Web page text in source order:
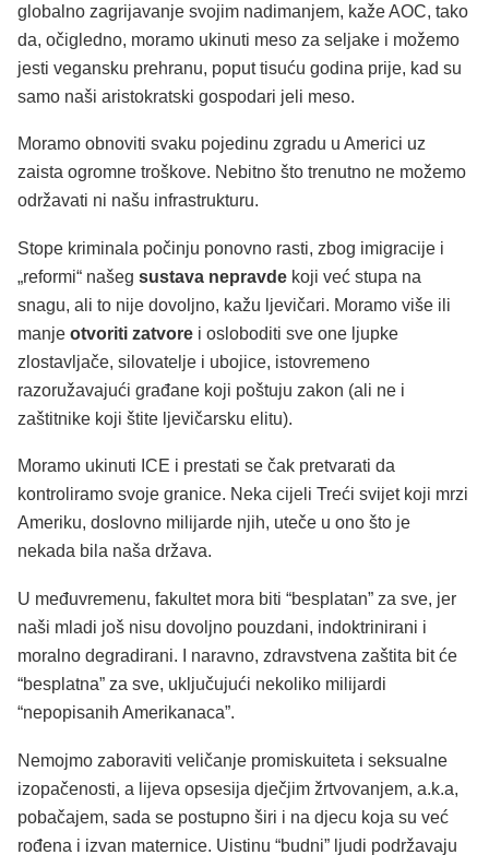
globalno zagrijavanje svojim nadimanjem, kaže AOC, tako
da, očigledno, moramo ukinuti meso za seljake i možemo
jesti vegansku prehranu, poput tisuću godina prije, kad su
samo naši aristokratski gospodari jeli meso.
Moramo obnoviti svaku pojedinu zgradu u Americi uz
zaista ogromne troškove. Nebitno što trenutno ne možemo
održavati ni našu infrastrukturu.
Stope kriminala počinju ponovno rasti, zbog imigracije i
„reformi“ našeg sustava nepravde koji već stupa na
snagu, ali to nije dovoljno, kažu ljevičari. Moramo više ili
manje otvoriti zatvore i osloboditi sve one ljupke
zlostavljače, silovatelje i ubojice, istovremeno
razoružavajući građane koji poštuju zakon (ali ne i
zaštitnike koji štite ljevičarsku elitu).
Moramo ukinuti ICE i prestati se čak pretvarati da
kontroliramo svoje granice. Neka cijeli Treći svijet koji mrzi
Ameriku, doslovno milijarde njih, uteče u ono što je
nekada bila naša država.
U međuvremenu, fakultet mora biti “besplatan” za sve, jer
naši mladi još nisu dovoljno pouzdani, indoktrinirani i
moralno degradirani. I naravno, zdravstvena zaštita bit će
“besplatna” za sve, uključujući nekoliko milijardi
“nepopisanih Amerikanaca”.
Nemojmo zaboraviti veličanje promiskuiteta i seksualne
izopačenosti, a lijeva opsesija dječjim žrtvovanjem, a.k.a,
pobačajem, sada se postupno širi i na djecu koja su već
rođena i izvan maternice. Uistinu “budni” ljudi podržavaju